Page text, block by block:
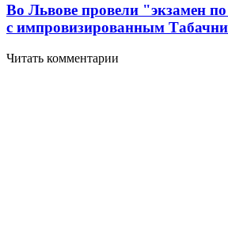
Во Львове провели "экзамен
с импровизированным
Читать комментарии